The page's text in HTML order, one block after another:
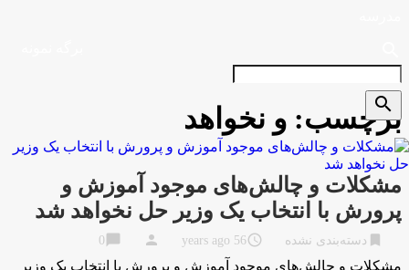
برچسب: و نخواهد
مشکلات و چالش‌های موجود آموزش و
پرورش با انتخاب یک وزیر حل نخواهد شد
دسته‌بندی نشده access_time
56 years ago
person
chat_bubble
مشکلات و چالش‌های موجود آموزش و پرورش با انتخاب یک وزیر
search